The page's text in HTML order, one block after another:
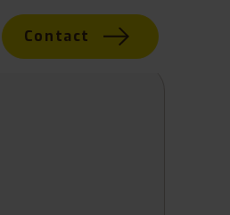
Contact